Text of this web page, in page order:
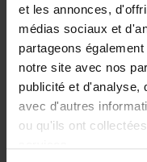
et les annonces,
médias sociaux et
partageons
notre site avec nos
publicité et d'analyse,
avec d'autres
ou qu'ils ont
Livraison gratuite
En magasin Technicien de
En France à domicile à partir
d'achats